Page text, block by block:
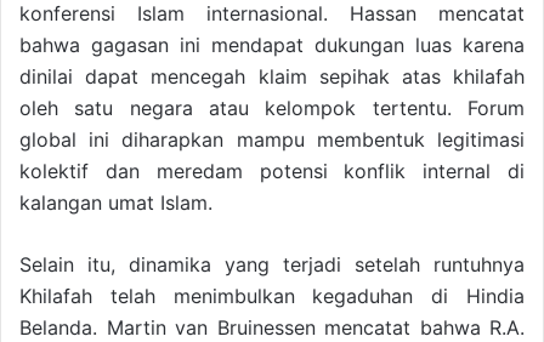
konferensi Islam internasional. Hassan mencatat
bahwa gagasan ini mendapat dukungan luas karena
dinilai dapat mencegah klaim sepihak atas khilafah
oleh satu negara atau kelompok tertentu. Forum
global ini diharapkan mampu membentuk legitimasi
kolektif dan meredam potensi konflik internal di
kalangan umat Islam.
Selain itu, dinamika yang terjadi setelah runtuhnya
Khilafah telah menimbulkan kegaduhan di Hindia
Belanda. Martin van Bruinessen mencatat bahwa R.A.